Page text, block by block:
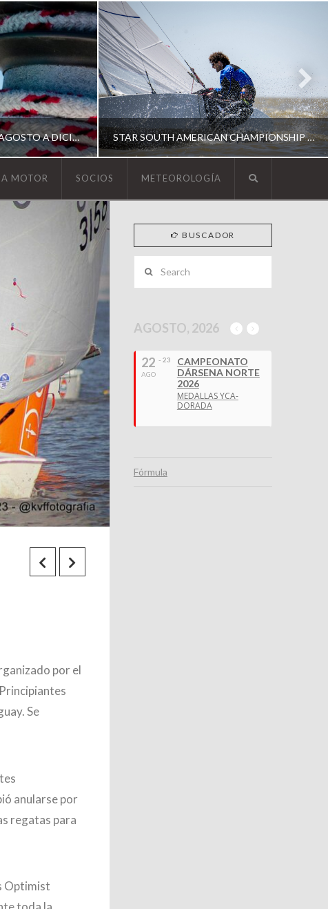
ESCUELA DE YACHTING | AGOSTO A DICIEMBRE 2026 STAR SOUTH AMERICAN CHAMPIONSHIP 2026
SOUTH AMERICAN STAR 2026
MOTOR SOCIOS METEOROLOGÍA
por el
Se
anularse por
regatas para
Optimist
BUSCADOR
AGOSTO, 2026
22
AGO
- 23
CAMPEONATO
DÁRSENA NORTE
2026
MEDALLAS YCA-
DORADA
Fórmula